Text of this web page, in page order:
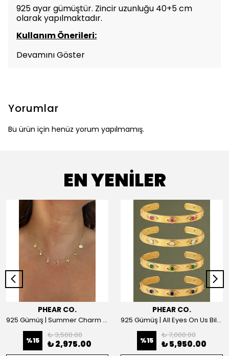
925 ayar gümüştür. Zincir uzunluğu 40+5 cm
olarak yapılmaktadır.
Kullanım Önerileri:
Devamını Göster
Yorumlar
Bu ürün için henüz yorum yapılmamış.
EN YENİLER
PHEAR CO.
925 Gümüş | Summer Charm Kolye
%15
₺ 3,500.00
₺ 2,975.00
PHEAR CO.
925 Gümüş | All Eyes On Us Bilezik
%15
₺ 7,000.00
₺ 5,950.00